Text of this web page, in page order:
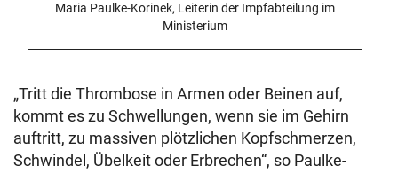
Maria Paulke-Korinek, Leiterin der Impfabteilung im
Ministerium
„Tritt die Thrombose in Armen oder Beinen auf,
kommt es zu Schwellungen, wenn sie im Gehirn
auftritt, zu massiven plötzlichen Kopfschmerzen,
Schwindel, Übelkeit oder Erbrechen“, so Paulke-